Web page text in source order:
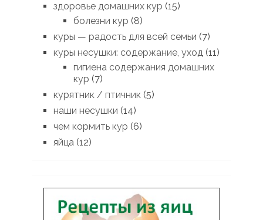
здоровье домашних кур (15)
болезни кур (8)
куры — радость для всей семьи (7)
куры несушки: содержание, уход(11)
гигиена содержания домашних
кур (7)
курятник / птичник(5)
наши несушки (14)
чем кормить кур (6)
яйца(12)